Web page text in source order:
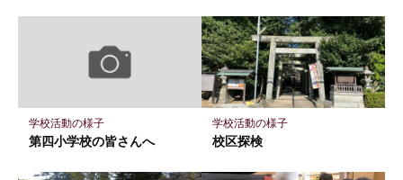
学校活動の様子
第四小学校の皆さんへ
学校活動の様子
校区探検